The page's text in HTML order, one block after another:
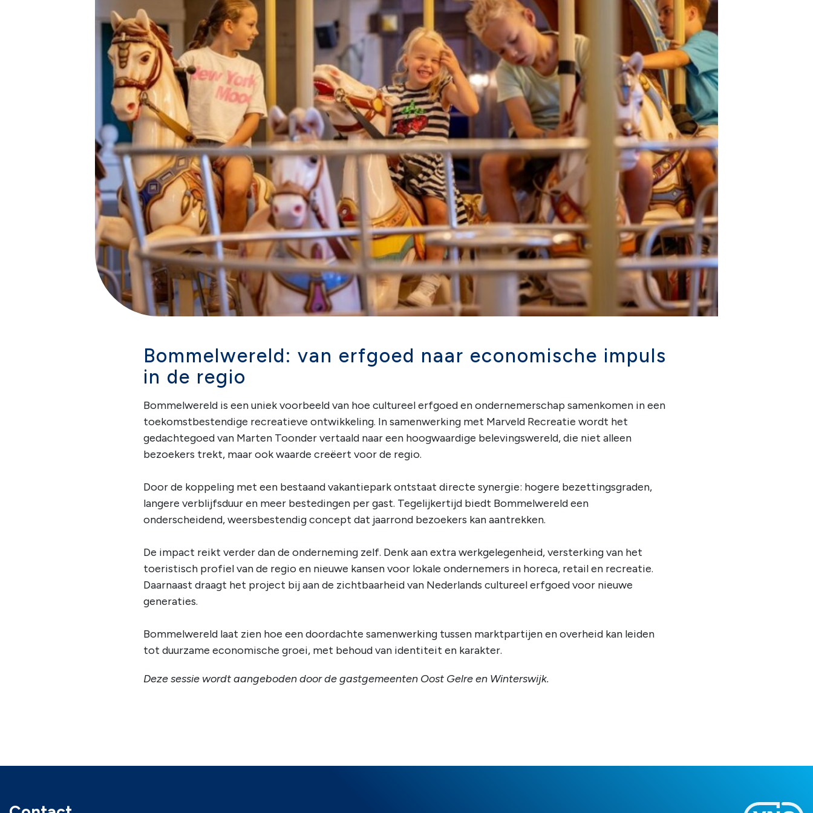
Bommelwereld: van erfgoed naar economische impuls
in de regio
Bommelwereld is een uniek voorbeeld van hoe cultureel erfgoed en ondernemerschap samenkomen in een
toekomstbestendige recreatieve ontwikkeling. In samenwerking met Marveld Recreatie wordt het
gedachtegoed van Marten Toonder vertaald naar een hoogwaardige belevingswereld, die niet alleen
bezoekers trekt, maar ook waarde creëert voor de regio.
Door de koppeling met een bestaand vakantiepark ontstaat directe synergie: hogere bezettingsgraden,
langere verblijfsduur en meer bestedingen per gast. Tegelijkertijd biedt Bommelwereld een
onderscheidend, weersbestendig concept dat jaarrond bezoekers kan aantrekken.
De impact reikt verder dan de onderneming zelf. Denk aan extra werkgelegenheid, versterking van het
toeristisch profiel van de regio en nieuwe kansen voor lokale ondernemers in horeca, retail en recreatie.
Daarnaast draagt het project bij aan de zichtbaarheid van Nederlands cultureel erfgoed voor nieuwe
generaties.
Bommelwereld laat zien hoe een doordachte samenwerking tussen marktpartijen en overheid kan leiden
tot duurzame economische groei, met behoud van identiteit en karakter.
Deze sessie wordt aangeboden door de gastgemeenten Oost Gelre en Winterswijk.